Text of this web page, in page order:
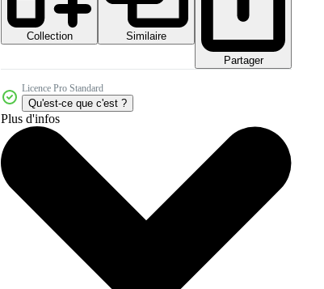
Collection
Similaire
Partager
Licence Pro Standard
Qu'est-ce que c'est ?
Plus d'infos